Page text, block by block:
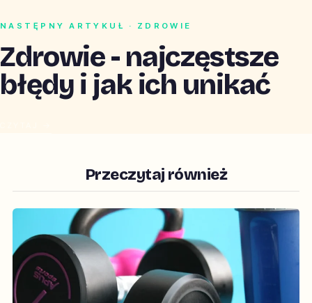
NASTĘPNY ARTYKUŁ · ZDROWIE
Zdrowie - najczęstsze
błędy i jak ich unikać
Przeczytaj również